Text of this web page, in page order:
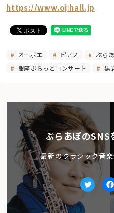
https://www.ojihall.jp
オーボエ ピアノ ぶら
銀座ぶらっとコンサート
黒
ぶらあぼのSNS
最新のクラシック音